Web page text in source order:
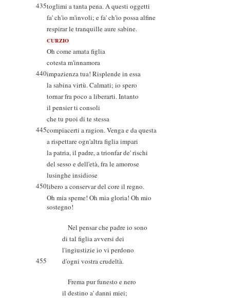
435toglimi a tanta pena. A questi oggetti
fa' ch'io m'involi; e fa' ch'io possa alfine
respirar le tranquille aure sabine.
CURZIO
Oh come amata figlia
cotesta m'innamora
440impazienza tua! Risplende in essa
la sabina virtù. Calmati; io spero
tornar fra poco a liberarti. Intanto
il pensier ti consoli
che tu puoi di te stessa
445compiacerti a ragion. Venga e da questa
a rispettare ogn'altra figlia impari
la patria, il padre, a trionfar de' rischi
del sesso e dell'età, fra le amorose
lusinghe insidiose
450libero a conservar del core il regno.
Oh mia speme! Oh mia gloria! Oh mio
sostegno!
Nel pensar che padre io sono
di tal figlia avversi dei
l'ingiustizie io vi perdono
455
d'ogni vostra crudeltà.
Frema pur funesto e nero
il destino a' danni miei;